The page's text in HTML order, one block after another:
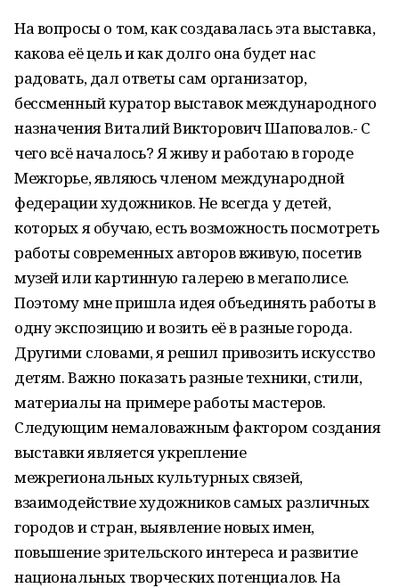
На вопросы о том, как создавалась эта выставка,
какова её цель и как долго она будет нас
радовать, дал ответы сам организатор,
бессменный куратор выставок международного
назначения Виталий Викторович Шаповалов.- С
чего всё началось? Я живу и работаю в городе
Межгорье, являюсь членом международной
федерации художников. Не всегда у детей,
которых я обучаю, есть возможность посмотреть
работы современных авторов вживую, посетив
музей или картинную галерею в мегаполисе.
Поэтому мне пришла идея объединять работы в
одну экспозицию и возить её в разные города.
Другими словами, я решил привозить искусство
детям. Важно показать разные техники, стили,
материалы на примере работы мастеров.
Следующим немаловажным фактором создания
выставки является укрепление
межрегиональных культурных связей,
взаимодействие художников самых различных
городов и стран, выявление новых имен,
повышение зрительского интереса и развитие
национальных творческих потенциалов. На